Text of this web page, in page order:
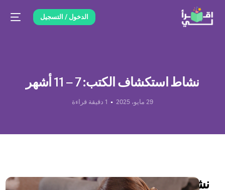
الدخول / التسجيل
نشاط استكشاف الكتب: 7 – 11 أشهر
29 مايو، 2025 1 دقيقة قراءة
نشاط